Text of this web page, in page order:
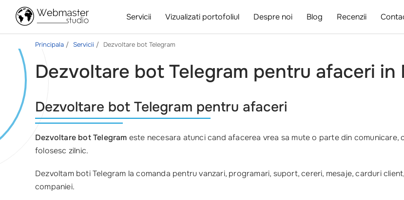
Servicii Vizualizati portofoliul Despre noi Blog Recenzii
Principala Servicii Dezvoltare bot Telegram
Dezvoltare bot Telegram pentru afaceri in
Dezvoltare bot Telegram pentru afaceri
Dezvoltare bot Telegram este necesara atunci cand afacerea vrea sa mute o parte din
folosesc zilnic.
Dezvoltam boti Telegram la comanda pentru vanzari, programari, suport, cereri, mesaje, carduri
companiei.